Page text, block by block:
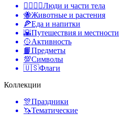
👩‍❤️‍💋‍👨Люди и части тела
🐝Животные и растения
🍕Еда и напитки
🌇Путешествия и местности
🥎Активность
📙Предметы
💯Символы
🇺🇸Флаги
Коллекции
🎊Праздники
🦄Тематические